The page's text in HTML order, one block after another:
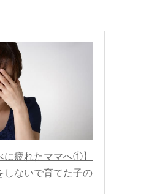
に疲れたママへ①】
しないで育てた子の